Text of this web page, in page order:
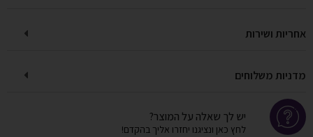
אחריות ושירות
מדניות משלוחים
יש לך שאלה על המוצר?
לחץ כאן ונציגנו יחזרו אליך בהקדם!